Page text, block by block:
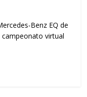
Benz EQ de
virtual